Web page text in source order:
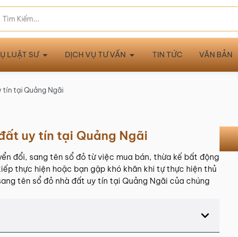
LUẬT SƯ DỊCH VỤ TƯ VẤN TIN TỨC VĂN BẢN
tín tại Quảng Ngãi
uy tín tại Quảng Ngãi
đổi, sang tên sổ đỏ từ việc mua bán, thừa kế bất động
thực hiện hoặc bạn gặp khó khăn khi tự thực hiện thủ
tên sổ đỏ nhà đất uy tín tại Quảng Ngãi của chúng